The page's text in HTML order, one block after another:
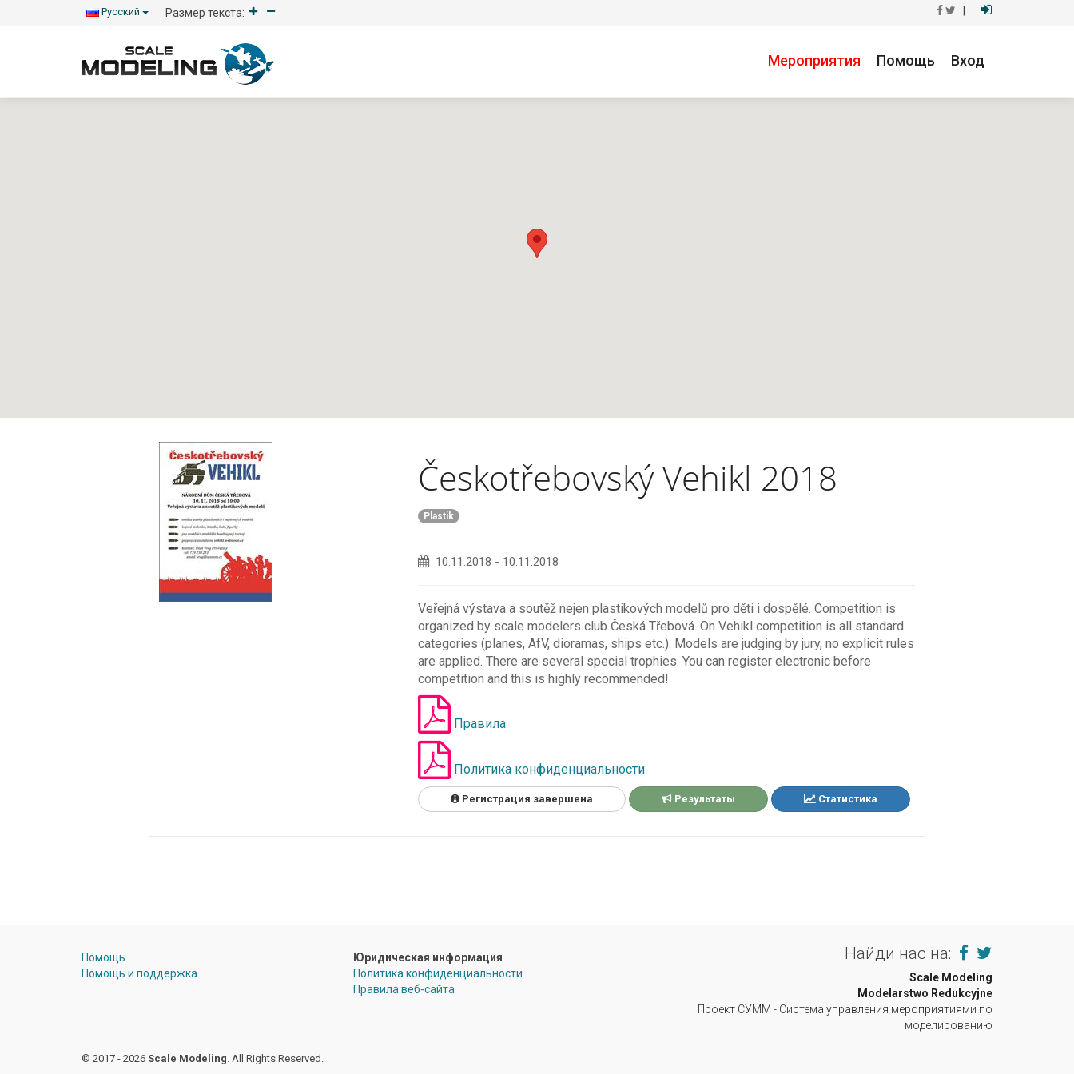
Русский Размер текста:
Мероприятия Помощь Вход
Českotřebovský Vehikl 2018
Plastik
10.11.2018 - 10.11.2018
Veřejná výstava a soutěž nejen plastikových modelů pro děti i dospělé. Competition is
organized by scale modelers club Česká Třebová. On Vehikl competition is all standard
categories (planes, AfV, dioramas, ships etc.). Models are judging by jury, no explicit rules
are applied. There are several special trophies. You can register electronic before
competition and this is highly recommended!
Правила
Политика конфиденциальности
Регистрация завершена Результаты Статистика
Помощь
Помощь и поддержка
Юридическая информация
Политика конфиденциальности
Правила веб-сайта
Найди нас на:
Scale Modeling
Modelarstwo Redukcyjne
Проект СУММ - Система управления мероприятиями по
моделированию
© 2017 - 2026 Scale Modeling. All Rights Reserved.